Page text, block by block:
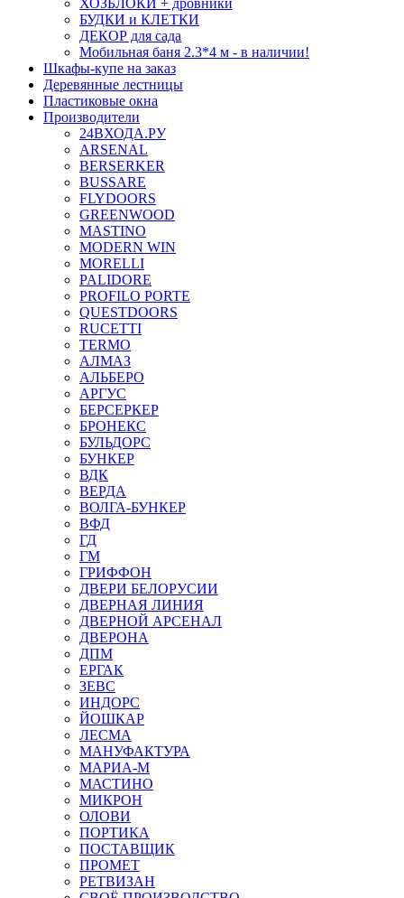
ХОЗБЛОКИ + дровники
БУДКИ и КЛЕТКИ
ДЕКОР для сада
Мобильная баня 2.3*4 м - в наличии!
Шкафы-купе на заказ
Деревянные лестницы
Пластиковые окна
Производители
24ВХОДА.РУ
ARSENAL
BERSERKER
BUSSARE
FLYDOORS
GREENWOOD
MASTINO
MODERN WIN
MORELLI
PALIDORE
PROFILO PORTE
QUESTDOORS
RUCETTI
TERMO
АЛМАЗ
АЛЬБЕРО
АРГУС
БЕРСЕРКЕР
БРОНЕКС
БУЛЬДОРС
БУНКЕР
ВДК
ВЕРДА
ВОЛГА-БУНКЕР
ВФД
ГД
ГМ
ГРИФФОН
ДВЕРИ БЕЛОРУСИИ
ДВЕРНАЯ ЛИНИЯ
ДВЕРНОЙ АРСЕНАЛ
ДВЕРОНА
ДПМ
ЕРГАК
ЗЕВС
ИНДОРС
ЙОШКАР
ЛЕСМА
МАНУФАКТУРА
МАРИА-М
МАСТИНО
МИКРОН
ОЛОВИ
ПОРТИКА
ПОСТАВЩИК
ПРОМЕТ
РЕТВИЗАН